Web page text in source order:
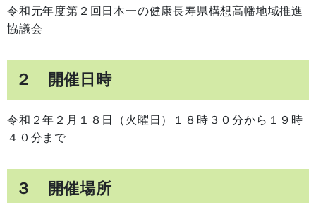
令和元年度第２回日本一の健康長寿県構想高幡地域推進
協議会
２ 開催日時
令和２年２月１８日（火曜日）１８時３０分から１９時
４０分まで
３ 開催場所